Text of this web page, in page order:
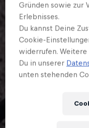
Gründen sowie zur
Erlebnisses.
Du kannst Deine
Cookie-
widerrufen.
Du in unserer
unten stehenden